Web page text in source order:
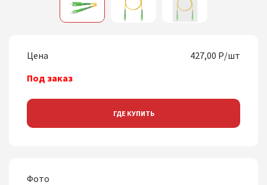
Цена
427,00 Р/шт
Под заказ
ГДЕ КУПИТЬ
Фото